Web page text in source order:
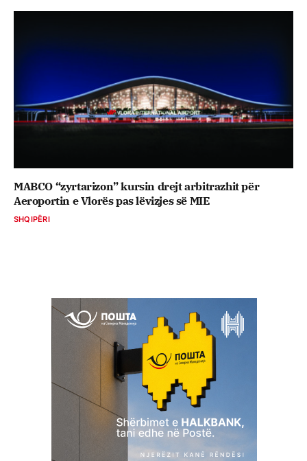
MABCO “zyrtarizon” kursin drejt arbitrazhit për
Aeroportin e Vlorës pas lëvizjes së MIE
SHQIPËRI